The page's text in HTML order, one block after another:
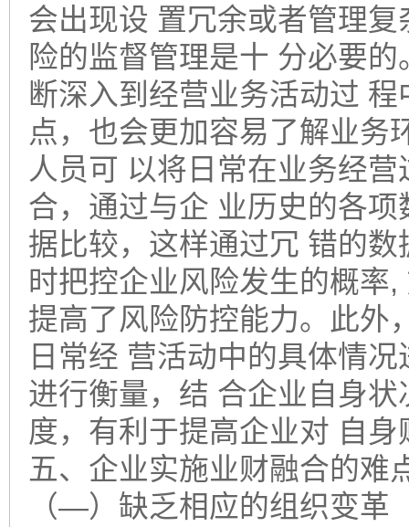
会出现设 置冗余或者管理
险的监督管理是十 分必要
断深入到经营业务活动过
点，也会更加容易了解业务
人员可 以将日常在业务经
合，通过与企 业历史的各
据比较，这样通过冗 错的
时把控企业风险发生的概率
提高了风险防控能力。此外
日常经 营活动中的具体情
进行衡量，结 合企业自身
度，有利于提高企业对 自
五、企业实施业财融合的难
（—）缺乏相应的组织变革